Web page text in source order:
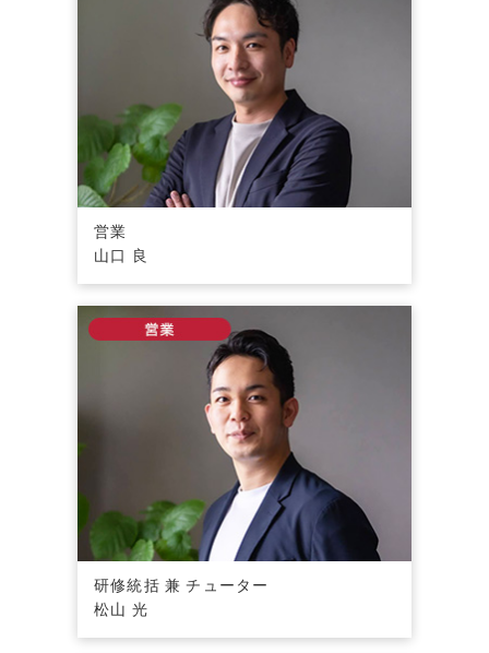
営業
山口 良
研修統括 兼 チューター
松山 光